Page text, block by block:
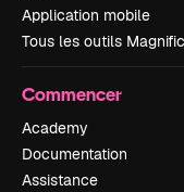
Application mobile
Tous les outils Magnific
Commencer
Academy
Documentation
Assistance